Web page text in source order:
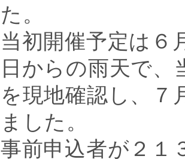
た。
当初開催予定は６
日からの雨天で、
を現地確認し、７
ました。
事前申込者が２１